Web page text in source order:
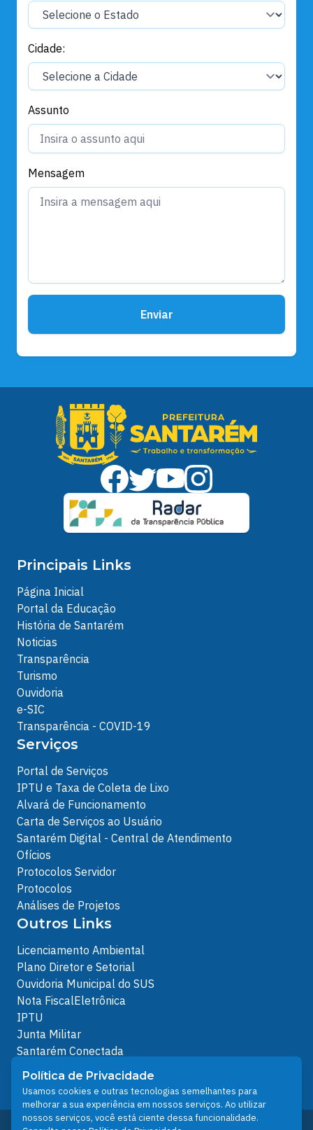
Cidade:
Assunto
Mensagem
Enviar
Principais Links
Página Inicial
Portal da Educação
História de Santarém
Noticias
Transparência
Turismo
Ouvidoria
e-SIC
Transparência - COVID-19
Serviços
Portal de Serviços
IPTU e Taxa de Coleta de Lixo
Alvará de Funcionamento
Carta de Serviços ao Usuário
Santarém Digital - Central de Atendimento
Ofícios
Protocolos Servidor
Protocolos
Análises de Projetos
Outros Links
Licenciamento Ambiental
Plano Diretor e Setorial
Ouvidoria Municipal do SUS
Nota FiscalEletrônica
IPTU
Junta Militar
Santarém Conectada
Política de Privacidade
People illustrations by Storyset
Desenvolvido pelo Núcleo Técnico de Gestão de
Política de Privacidade
Usamos cookies e outras tecnologias semelhantes para
melhorar a sua experiência em nossos serviços. Ao utilizar
nossos serviços, você está ciente dessa funcionalidade.